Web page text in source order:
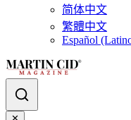
简体中文
繁體中文
Español